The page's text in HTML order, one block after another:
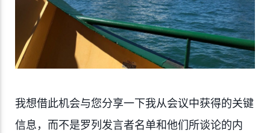
我想借此机会与您分享一下我从会议中获得的关键
信息，而不是罗列发言者名单和他们所谈论的内